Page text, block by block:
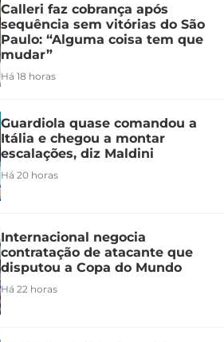
Calleri faz cobrança após
sequência sem vitórias do São
Paulo: “Alguma coisa tem que
mudar”
Há 18 horas
Guardiola quase comandou a
Itália e chegou a montar
escalações, diz Maldini
Há 20 horas
Internacional negocia
contratação de atacante que
disputou a Copa do Mundo
Há 22 horas